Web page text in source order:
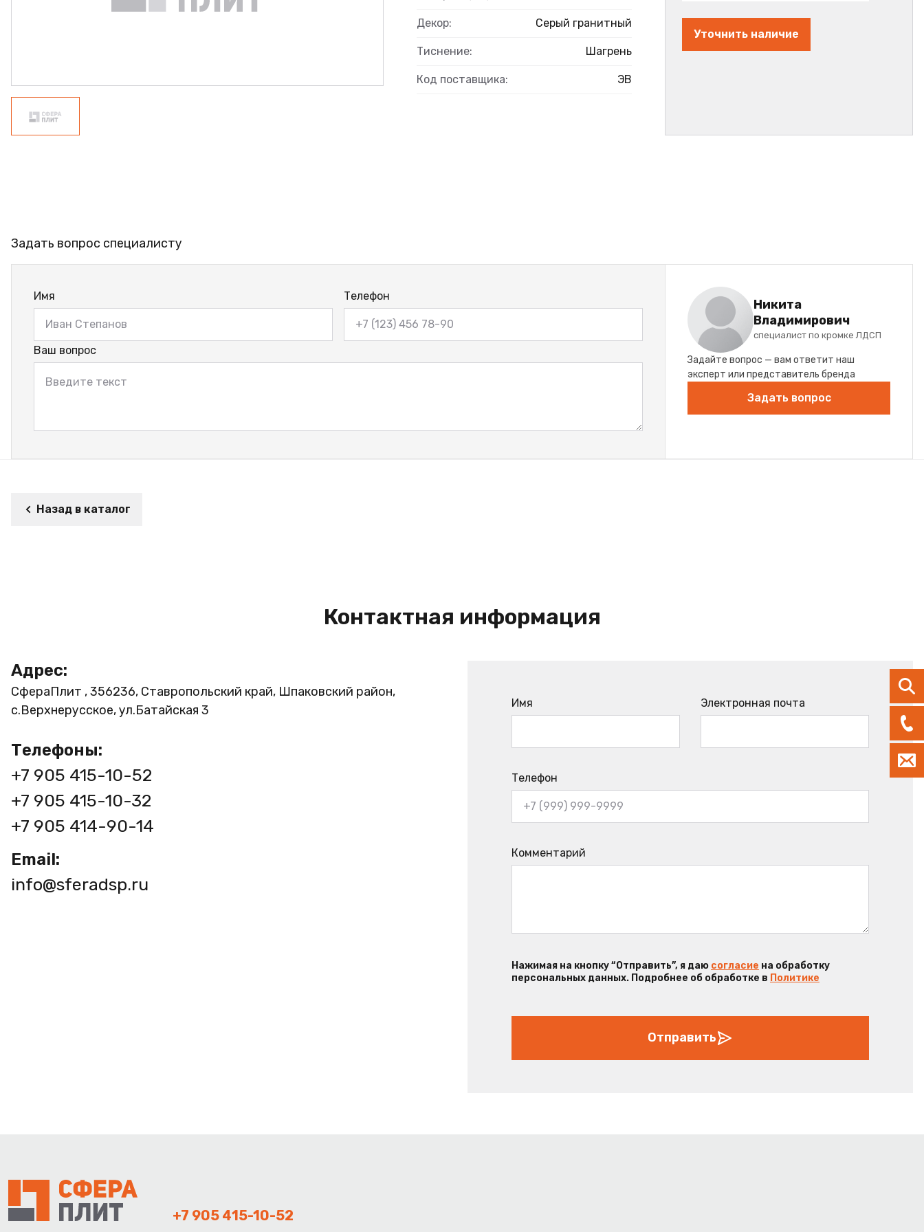
ФАНЕРА
Декор: Серый гранитный
Тиснение: Шагрень
Код поставщика: ЭВ
Уточнить наличие
Задать вопрос специалисту
Имя Телефон
Ваш вопрос
Никита
Владимирович
специалист по кромке ЛДСП
Задайте вопрос — вам ответит наш
эксперт или представитель бренда
Задать вопрос
Назад в каталог
Контактная информация
Адрес:
СфераПлит , 356236, Ставропольский край, Шпаковский район,
с.Верхнерусское, ул.Батайская 3
Телефоны:
+7 905 415-10-52
+7 905 415-10-32
+7 905 414-90-14
Email:
info@sferadsp.ru
Имя Электронная почта
Телефон
Комментарий
Нажимая на кнопку “Отправить”, я даю согласие на обработку
персональных данных. Подробнее об обработке в Политике
Отправить
+7 905 415-10-52